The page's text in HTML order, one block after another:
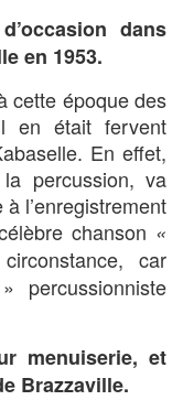
dans
en 1953.
cette époque des
en était fervent
En effet,
percussion, va
l’enregistrement
chanson «
car
percussionniste
menuiserie, et
Brazzaville.